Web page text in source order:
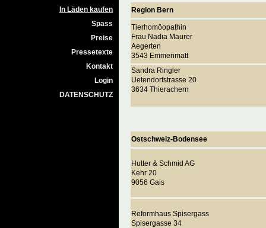
In Läden kaufen
Spass
Preise
Pressetexte
Kontakt
Login
DATENSCHUTZ
Region Bern
Tierhomöopathin
Frau Nadia Maurer
Aegerten
3543 Emmenmatt
Sandra Ringler
Uetendorfstrasse 20
3634 Thierachern
Ostschweiz-Bodensee
Hutter & Schmid AG
Kehr 20
9056 Gais
Reformhaus Spisergass
Spisergasse 34